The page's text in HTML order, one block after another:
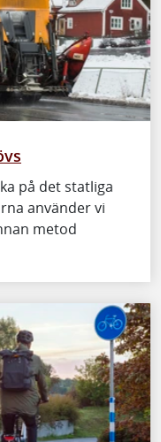
på det statliga
använder vi
metod